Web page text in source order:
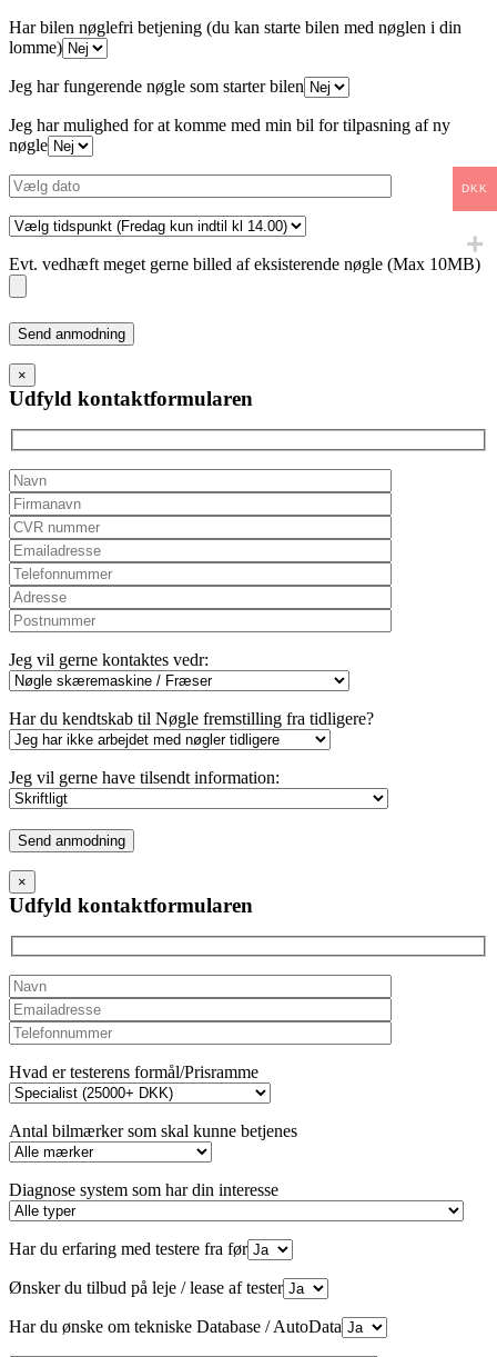
Har bilen nøglefri betjening (du kan starte bilen med nøglen i din
lomme)
Jeg har fungerende nøgle som starter bilen
Jeg har mulighed for at komme med min bil for tilpasning af ny
nøgle
Evt. vedhæft meget gerne billed af eksisterende nøgle (Max 10MB)
Please
leave
this
field
empty.
×
Udfyld kontaktformularen
Jeg vil gerne kontaktes vedr:
Har du kendtskab til Nøgle fremstilling fra tidligere?
Jeg vil gerne have tilsendt information:
Please
leave
this
field
empty.
×
Udfyld kontaktformularen
Hvad er testerens formål/Prisramme
Antal bilmærker som skal kunne betjenes
Diagnose system som har din interesse
Har du erfaring med testere fra før
Ønsker du tilbud på leje / lease af tester
Har du ønske om tekniske Database / AutoData
DKK